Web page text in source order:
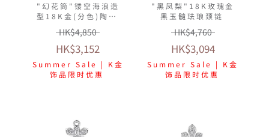
"幻花筒"镂空海浪造
型18K金(分色)陶瓷
颈链
HK$4,850
HK$3,152
Summer Sale | K金
饰品限时优惠
"黑凤梨"18K玫瑰金
黑玉髓珐琅颈链
HK$4,760
HK$3,094
Summer Sale | K金
饰品限时优惠